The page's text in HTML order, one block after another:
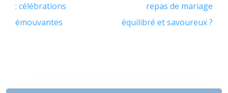
: célébrations
émouvantes
repas de mariage
équilibré et savoureux ?